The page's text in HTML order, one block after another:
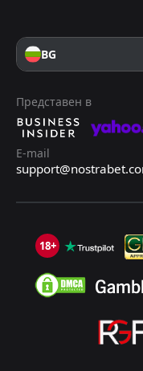
BG
Представен в
E-mail
18+